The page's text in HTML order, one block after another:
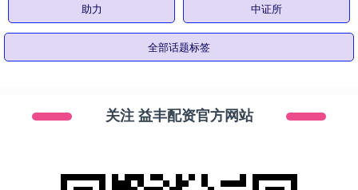
助力 中证所
全部话题标签
关注 益丰配资官方网站